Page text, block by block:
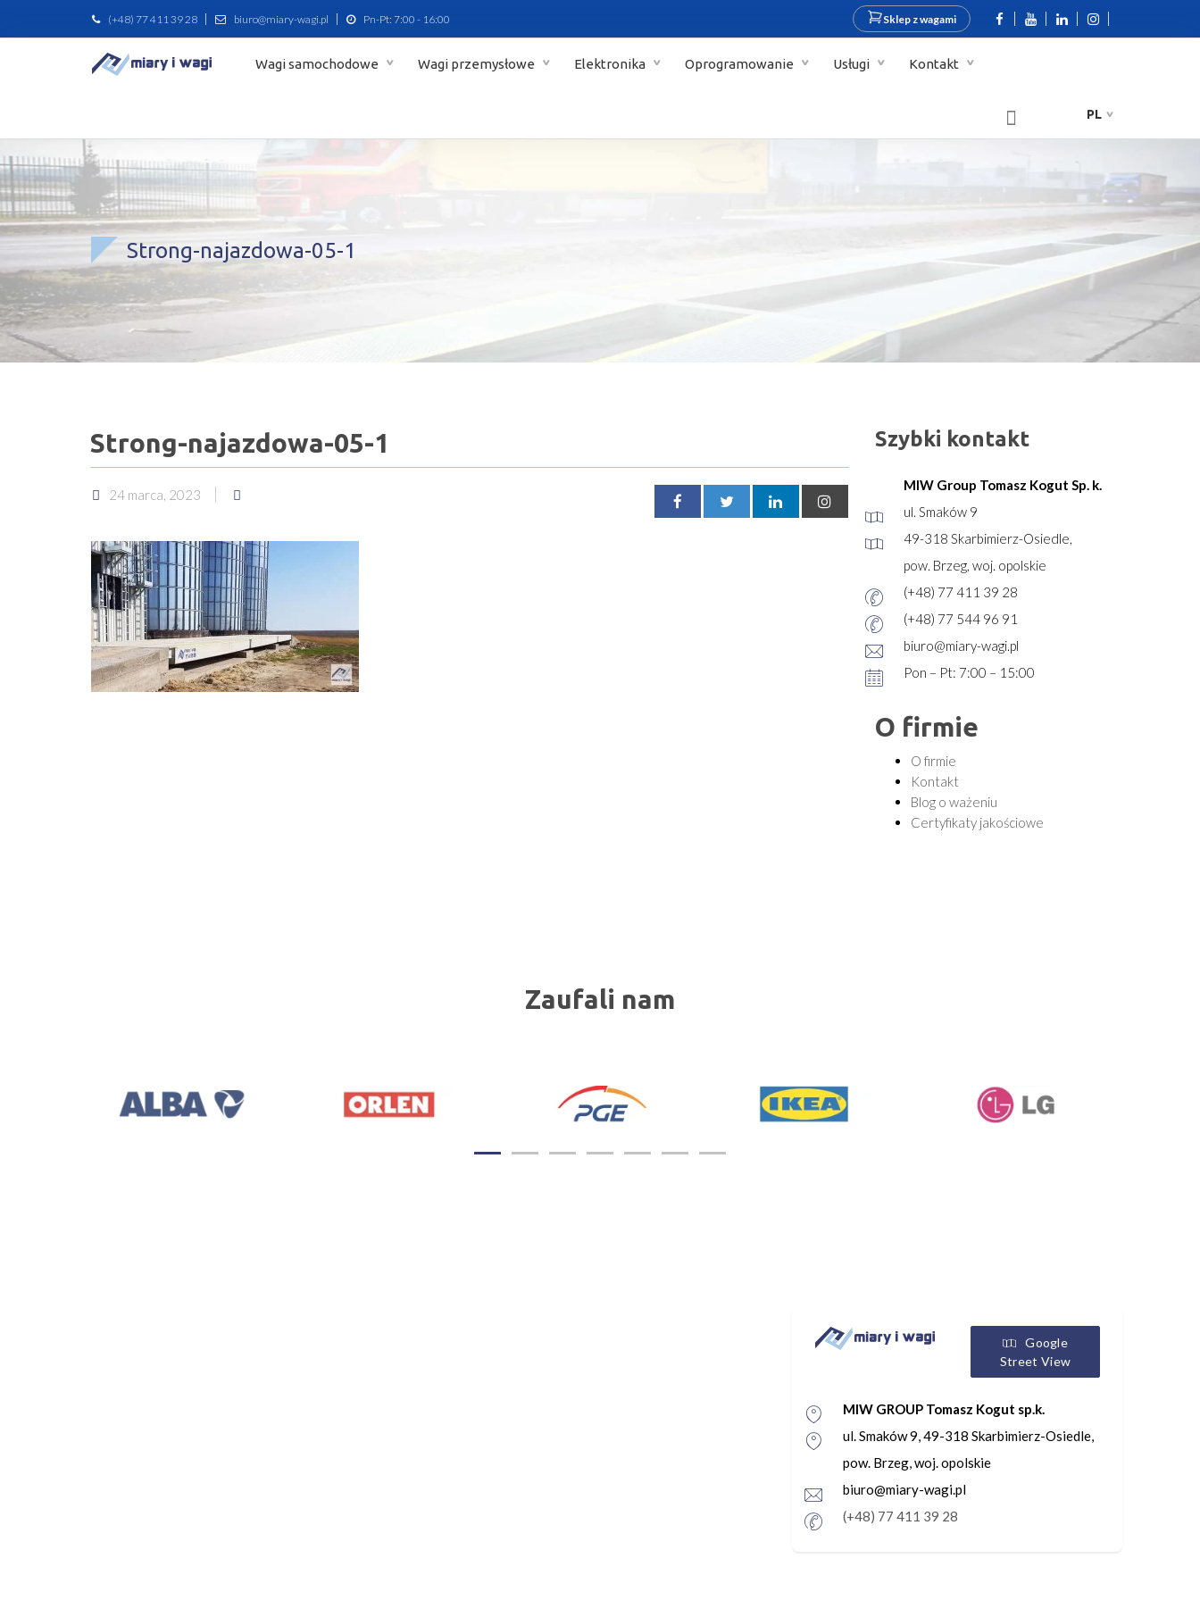
(+48) 77 411 39 28 biuro@miary-wagi.pl Pn-Pt: 7:00 - 16:00 Sklep z wagami
Wagi samochodowe Wagi przemysłowe Elektronika Oprogramowanie Usługi Kontakt
PL
Strong-najazdowa-05-1
Strong-najazdowa-05-1
24 marca, 2023
Szybki kontakt
MIW Group Tomasz Kogut Sp. k.
ul. Smaków 9
49-318 Skarbimierz-Osiedle,
pow. Brzeg, woj. opolskie
(+48) 77 411 39 28
(+48) 77 544 96 91
biuro@miary-wagi.pl
Pon – Pt: 7:00 – 15:00
O firmie
O firmie
Kontakt
Blog o ważeniu
Certyfikaty jakościowe
Zaufali nam
Google
Street View
MIW GROUP Tomasz Kogut sp.k.
ul. Smaków 9, 49-318 Skarbimierz-Osiedle,
pow. Brzeg, woj. opolskie
biuro@miary-wagi.pl
(+48) 77 411 39 28